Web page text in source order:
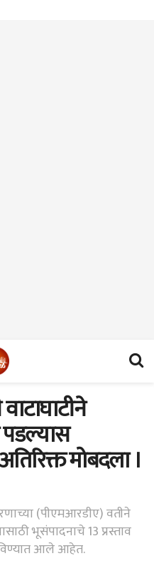
पडल्यास
मोबदला ।
(पीएमआरडीए) वतीने
भूसंपादनाचे 13 प्रस्ताव
आले आहेत.